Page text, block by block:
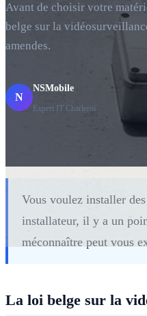
Avant de choisir votre
belge sur la
amendes.
N
NSMobile
Expert IT Charleroi
Vous voulez installer
installateur, il y a un
méconnaître peut vous
La loi belge sur la